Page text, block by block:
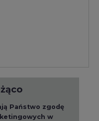
Państwo zgodę
w